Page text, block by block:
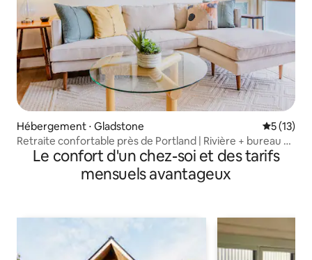
Hébergement ⋅ Gladstone
5 (13)
Retraite confortable près de Portland | Rivière + bureau à
domicile
Le confort d'un chez-soi et des tarifs
mensuels avantageux